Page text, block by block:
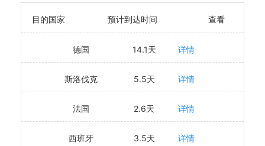
目的国家 预计到达时间 查看
德国 14.1天 详情
斯洛伐克 5.5天 详情
法国 2.6天 详情
西班牙 3.5天 详情